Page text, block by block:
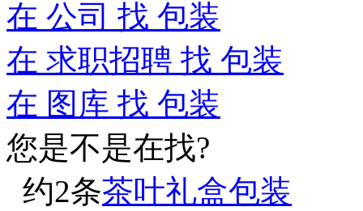
在 公司 找 包装
在 求职招聘 找 包装
在 图库 找 包装
您是不是在找?
约2条茶叶礼盒包装